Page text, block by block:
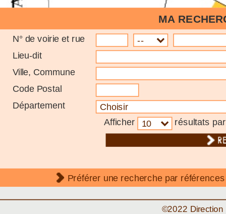
MA
N° de voirie et rue
Lieu-dit
Ville, Commune
Code Postal
Département
Afficher
résultats
Préférer une recherche par
©2022